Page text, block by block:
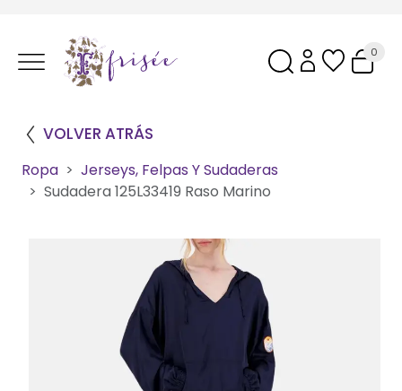
0
VOLVER ATRÁS
Ropa
Jerseys, Felpas Y Sudaderas
Sudadera 125L33419 Raso Marino